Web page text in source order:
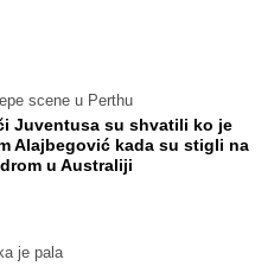
scene u Perthu
Juventusa su shvatili ko je
Alajbegović kada su stigli na
u Australiji
je pala